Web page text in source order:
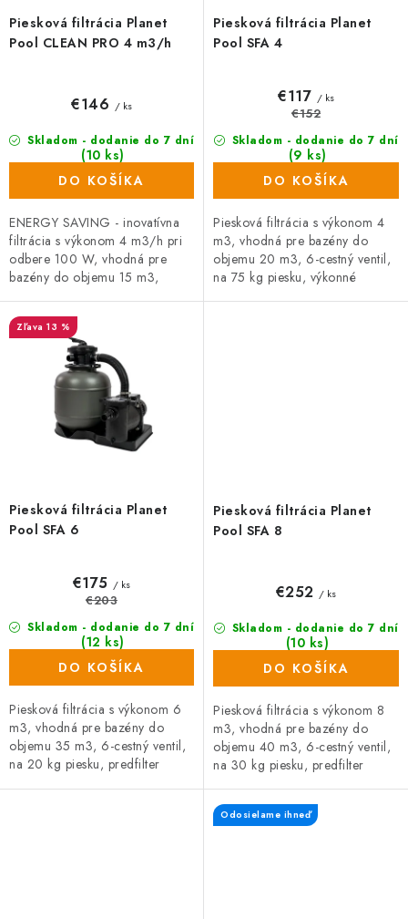
o
v
k
t
Piesková filtrácia Planet
Pool CLEAN PRO 4 m3/h
Skladom - dodanie do 7 dní
(10 ks)
€146 / ks
DO KOŠÍKA
ENERGY SAVING - inovatívna
filtrácia s výkonom 4 m3/h pri
odbere 100 W, vhodná pre
bazény do objemu 15 m3,
ChemoFlow je súčasťou
balenia, až o 50%...
Piesková filtrácia Planet
Pool SFA 4
Skladom - dodanie do 7 dní
(9 ks)
€117 / ks
€152
DO KOŠÍKA
Piesková filtrácia s výkonom 4
m3, vhodná pre bazény do
objemu 20 m3, 6-cestný ventil,
na 75 kg piesku, výkonné
Piesková filtrácia Planet
Pool SFA 6
13 %
Skladom - dodanie do 7 dní
(12 ks)
€175 / ks
€203
DO KOŠÍKA
Piesková filtrácia s výkonom 6
m3, vhodná pre bazény do
objemu 35 m3, 6-cestný ventil,
na 20 kg piesku, predfilter
Piesková filtrácia Planet
Pool SFA 8
Skladom - dodanie do 7 dní
(10 ks)
€252 / ks
DO KOŠÍKA
Piesková filtrácia s výkonom 8
m3, vhodná pre bazény do
objemu 40 m3, 6-cestný ventil,
na 30 kg piesku, predfilter
čerpadlo 550 W, vypúšťací
ventil.
Odosielame ihneď